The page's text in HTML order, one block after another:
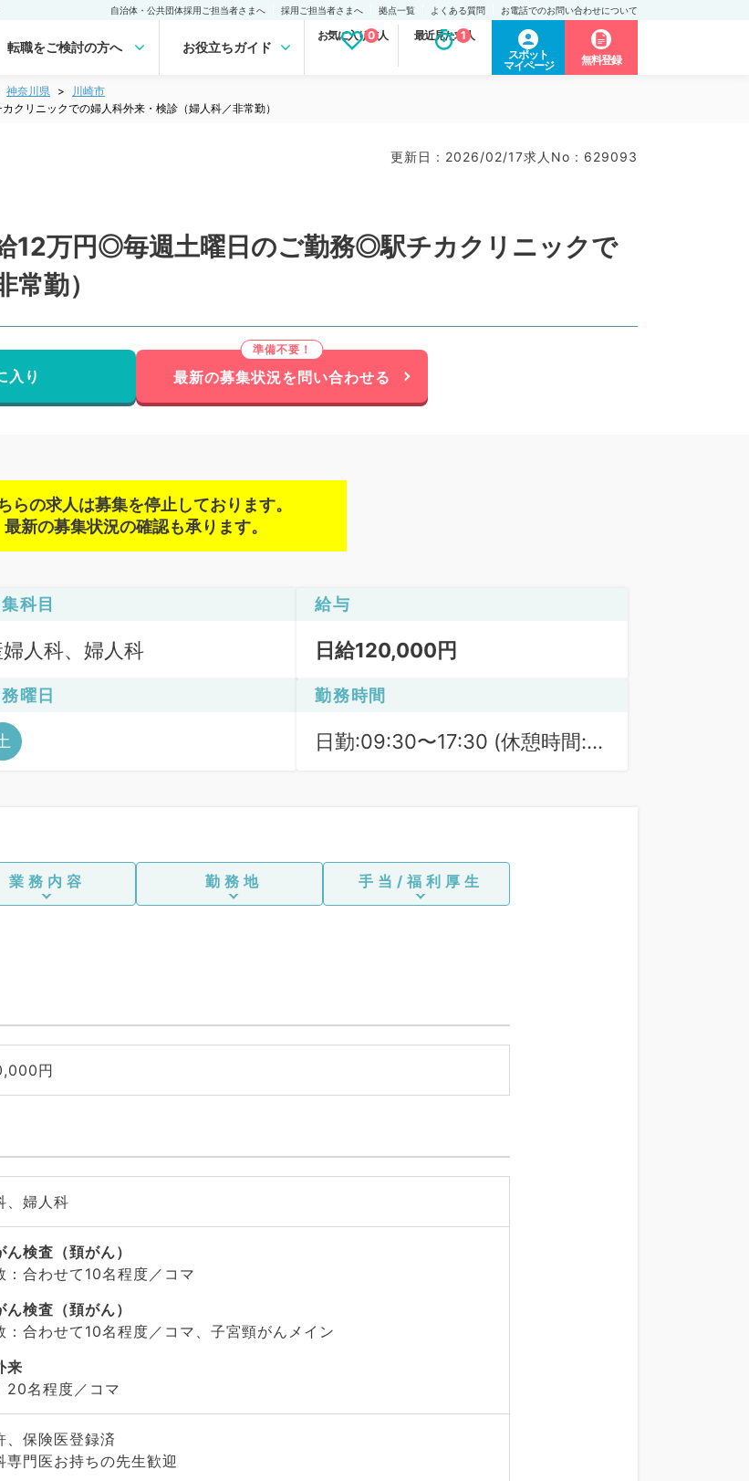
自治体・公共団体採用ご担当者さまへ 採用ご担当者さまへ 拠点一覧 よくある質問 お電話でのお問い合わせについて
転職をご検討の方へ お役立ちガイド
お気に入り求人
0 最近見た求人
1
スポット
マイページ
無料登録
神奈川県
川崎市
クリニックでの婦人科外来・検診（婦人科／非常勤）
更新日 : 2026/02/17求人No : 629093
12万円◎毎週土曜日のご勤務◎駅チカクリニックで
勤）
入り 最新の募集状況を問い合わせる
らの求人は募集を停止しております。
最新の募集状況の確認も承ります。
科目
婦人科、婦人科
給与
日給120,000円
曜日 勤務時間
日勤:09:30〜17:30 (休憩時間:
業務内容 勤務地 手当/福利厚生
円
、婦人科
ん検査（頚がん）
：合わせて10名程度／コマ
ん検査（頚がん）
：合わせて10名程度／コマ、子宮頸がんメイン
来
20名程度／コマ
、保険医登録済
専門医お持ちの先生歓迎